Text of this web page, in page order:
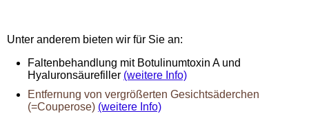
Unter anderem bieten wir für Sie an:
Faltenbehandlung mit Botulinumtoxin A und
Hyaluronsäurefiller (weitere Info)
Entfernung von vergrößerten Gesichtsäderchen
(=Couperose) (weitere Info)